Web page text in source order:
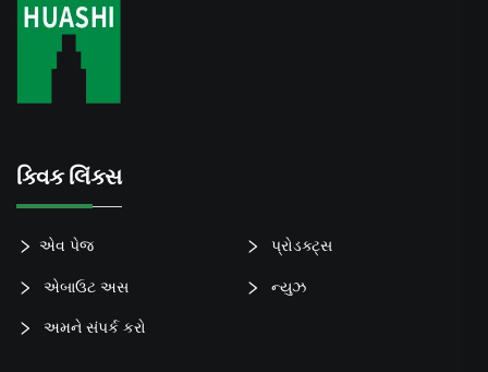
ક્વિક લિંક્સ
એવ પેજ પ્રોડક્ટ્સ
એબાઉટ અસ ન્યુઝ
અમને સંપર્ક કરો